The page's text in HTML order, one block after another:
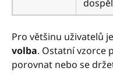
Pro většinu uživatelů je
volba. Ostatní vzorce
porovnat nebo se